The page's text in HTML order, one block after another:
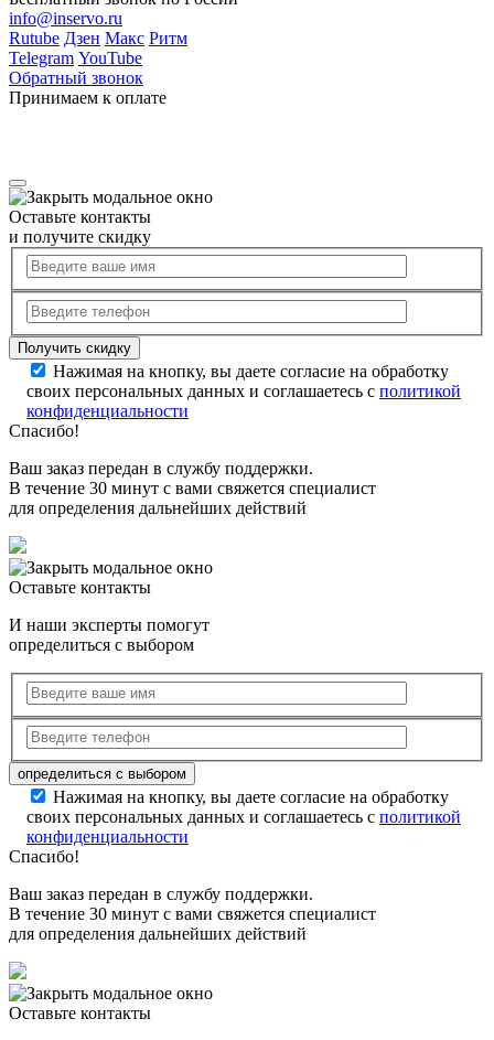
info@inservo.ru
Rutube Дзен Макс Ритм
Telegram YouTube
Обратный звонок
Принимаем к оплате
Оставьте контакты
и получите скидку
Нажимая на кнопку, вы даете согласие на обработку
своих персональных данных и соглашаетесь с политикой
конфиденциальности
Спасибо!
Ваш заказ передан в службу поддержки.
В течение 30 минут с вами свяжется специалист
для определения дальнейших действий
Оставьте контакты
И наши эксперты помогут
определиться с выбором
Нажимая на кнопку, вы даете согласие на обработку
своих персональных данных и соглашаетесь с политикой
конфиденциальности
Спасибо!
Ваш заказ передан в службу поддержки.
В течение 30 минут с вами свяжется специалист
для определения дальнейших действий
Оставьте контакты